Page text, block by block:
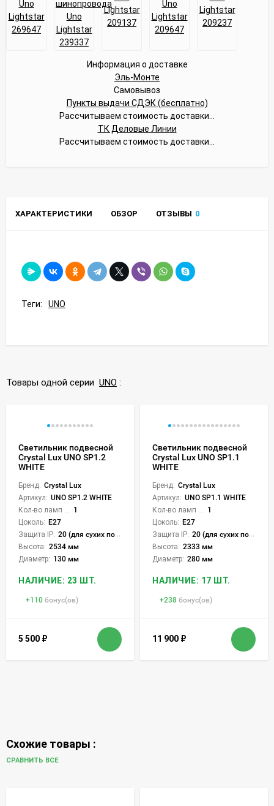
Информация о доставке
Эль-Монте
Самовывоз
Пункты выдачи СДЭК (бесплатно)
Рассчитываем стоимость доставки...
ТК Деловые Линии
Рассчитываем стоимость доставки...
ХАРАКТЕРИСТИКИ ОБЗОР ОТЗЫВЫ 0
Теги: UNO
Товары одной серии UNO :
Светильник подвесной
Crystal Lux UNO SP1.2
WHITE
Бренд: Crystal Lux
Артикул: UNO SP1.2 WHITE
1
Цоколь: E27
Защита IP: 20 (для сухих пом.)
Высота: 2534 мм
Диаметр: 130 мм
НАЛИЧИЕ: 23 ШТ.
+110 бонус(ов)
5 500 ₽
Светильник подвесной
Crystal Lux UNO SP1.1
WHITE
Бренд: Crystal Lux
Артикул: UNO SP1.1 WHITE
1
Цоколь: E27
Защита IP: 20 (для сухих пом.)
Высота: 2333 мм
Диаметр: 280 мм
НАЛИЧИЕ: 17 ШТ.
+238 бонус(ов)
11 900 ₽
Схожие товары :
СРАВНИТЬ ВСЕ